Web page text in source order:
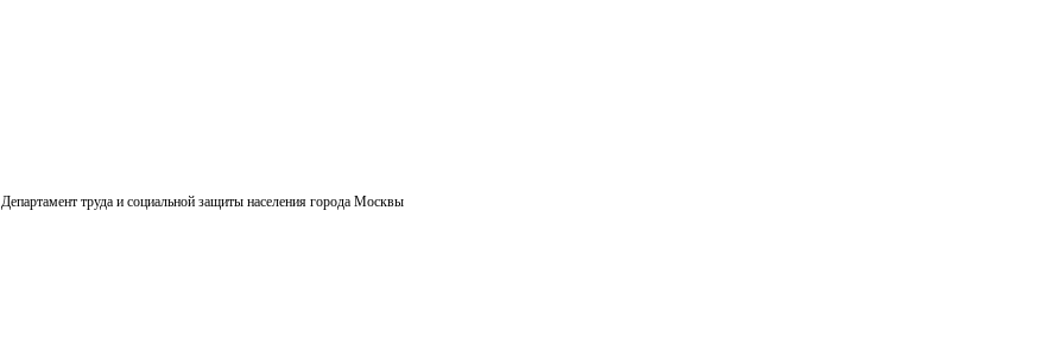
Департамент труда и социальной защиты населения города Москвы